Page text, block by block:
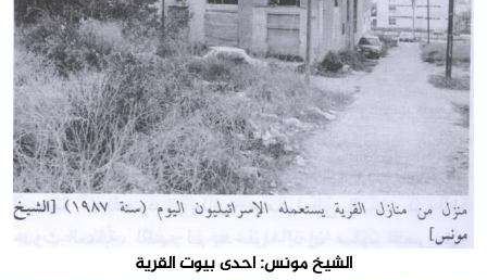
الشيخ مونس: احدى بيوت القرية